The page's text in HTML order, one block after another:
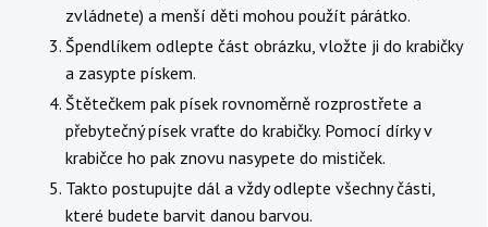
zvládnete) a menší děti mohou použít párátko.
Špendlíkem odlepte část obrázku, vložte ji do krabičky
a zasypte pískem.
Štětečkem pak písek rovnoměrně rozprostřete a
přebytečný písek vraťte do krabičky. Pomocí dírky v
krabičce ho pak znovu nasypete do mističek.
Takto postupujte dál a vždy odlepte všechny části,
které budete barvit danou barvou.